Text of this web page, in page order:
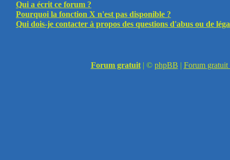
Qui a écrit ce forum ?
Pourquoi la fonction X n'est pas disponible ?
Qui dois-je contacter à propos des questions d'abus ou de
Forum gratuit| © phpBB | Forum gratuit